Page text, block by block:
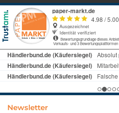
Newsletter